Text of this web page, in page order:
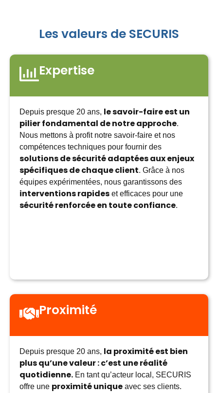
Les valeurs de SECURIS
Expertise
Depuis presque 20 ans, le savoir-faire est un
pilier fondamental de notre approche.
Nous mettons à profit notre savoir-faire et nos
compétences techniques pour fournir des
solutions de sécurité adaptées aux enjeux
spécifiques de chaque client. Grâce à nos
équipes expérimentées, nous garantissons des
interventions rapides et efficaces pour une
sécurité renforcée en toute confiance.
Proximité
Depuis presque 20 ans, la proximité est bien
plus qu’une valeur : c’est une réalité
quotidienne. En tant qu’acteur local, SECURIS
offre une proximité unique avec ses clients.